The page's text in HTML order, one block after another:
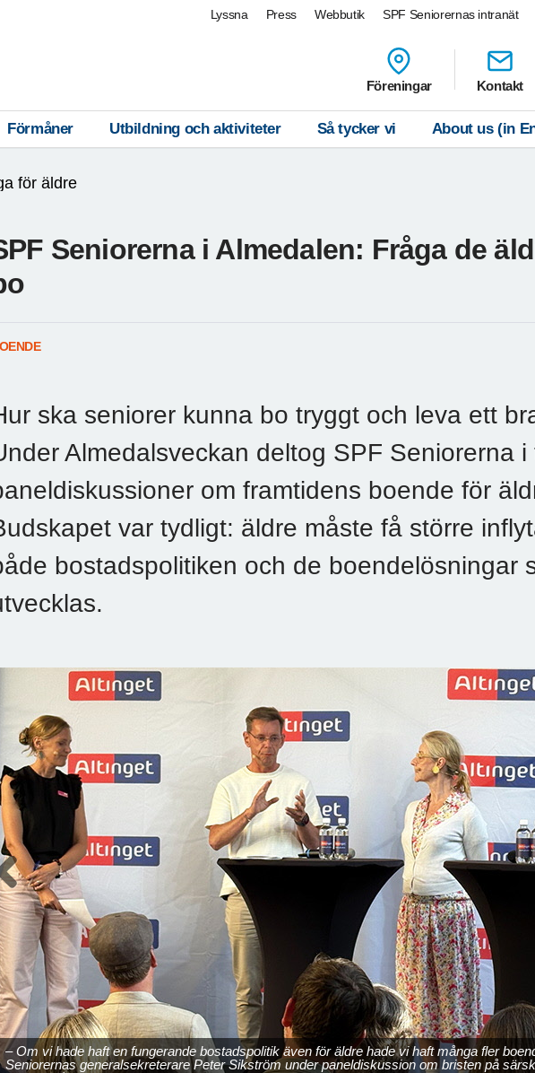
Lyssna Press Webbutik SPF Seniorernas intranät
Föreningar Kontakt
Förmåner Utbildning och aktiviteter Så tycker vi About us (in
för äldre
Seniorerna i Almedalen: Fråga de
ska seniorer kunna bo tryggt och leva ett
Almedalsveckan deltog SPF Seniorerna i
om framtidens boende för
var tydligt: äldre måste få större
bostadspolitiken och de boendelösningar
– Om vi hade haft en fungerande bostadspolitik även för äldre hade vi haft många fler
Seniorernas generalsekreterare Peter Sikström under paneldiskussion om bristen på